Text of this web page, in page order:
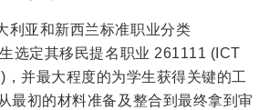
利亚和新西兰标准职业分类
选定其移民提名职业 261111 (ICT
并最大程度的为学生获得关键的工
最初的材料准备及整合到最终拿到审